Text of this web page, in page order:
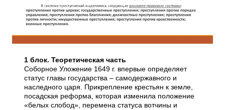
1 блок. Теоретическая часть
Соборное Уложение 1649 г. впервые определяет
статус главы государства – самодержавного и
наследного царя. Прикрепление крестьян к земле,
посадская реформа, которая изменила положение
«белых слобод», перемена статуса вотчины и